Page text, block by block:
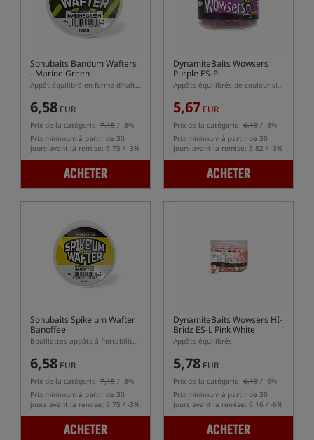
Sonubaits Bandum Wafters
- Marine Green
Appât équilibré en forme d'haltères
6,58 EUR
Prix de la catégorie: 7,15 / -8%
Prix minimum à partir de 30
jours avant la remise: 6.75 / -3%
ACHETER
DynamiteBaits Wowsers
Purple ES-P
Appâts équilibrés de couleur violette
5,67 EUR
Prix de la catégorie: 6,13 / -8%
Prix minimum à partir de 30
jours avant la remise: 5.82 / -3%
ACHETER
Sonubaits Spike'um Wafter
Banoffee
Bouillettes appâts à flottabilité équilibrée (wafters)
6,58 EUR
Prix de la catégorie: 7,15 / -8%
Prix minimum à partir de 30
jours avant la remise: 6.75 / -3%
ACHETER
DynamiteBaits Wowsers HI-
Bridz ES-L Pink White
Appâts équilibrés
5,78 EUR
Prix de la catégorie: 6,13 / -6%
Prix minimum à partir de 30
jours avant la remise: 6.16 / -6%
ACHETER